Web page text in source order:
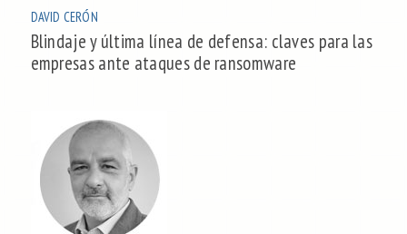
DAVID CERÓN
Blindaje y última línea de defensa: claves para las
empresas ante ataques de ransomware